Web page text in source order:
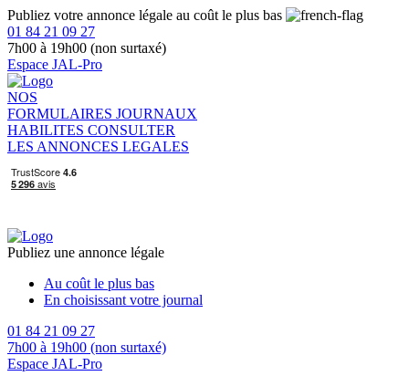
Publiez votre annonce légale au coût le plus bas
01 84 21 09 27
7h00 à 19h00 (non surtaxé)
Espace JAL-Pro
NOS
FORMULAIRES JOURNAUX
HABILITES CONSULTER
LES ANNONCES LEGALES
Publiez une annonce légale
Au coût le plus bas
En choisissant votre journal
01 84 21 09 27
7h00 à 19h00 (non surtaxé)
Espace JAL-Pro